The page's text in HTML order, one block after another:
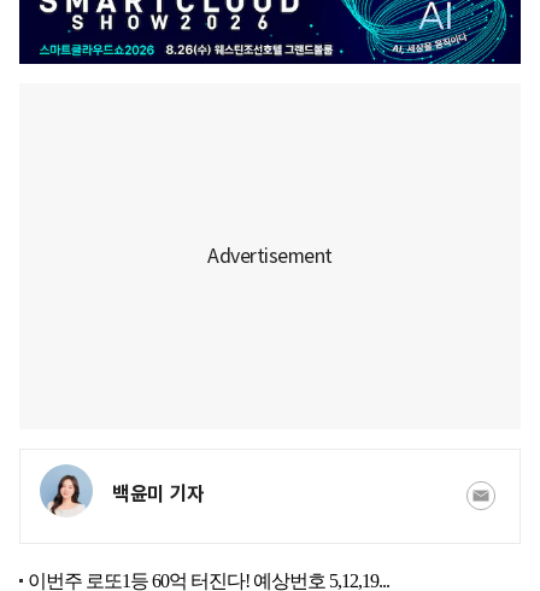
백윤미 기자